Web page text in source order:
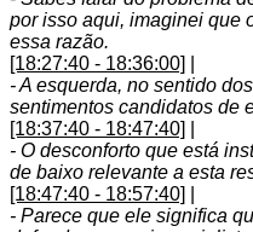
por isso aqui, imaginei que
essa razão.
[18:27:40 - 18:36:00]
- A esquerda, no sentido
sentimentos candidatos de
[18:37:40 - 18:47:40]
- O desconforto que está
de baixo relevante a esta
[18:47:40 - 18:57:40]
- Parece que ele significa